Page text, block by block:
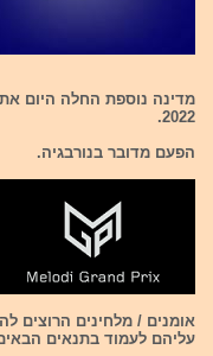
מדינה נוספת החלה היום את
2022.
הפעם מדובר בנורבגיה.
אומנים / מלחינים הרוצים
עליהם לעמוד בתנאים